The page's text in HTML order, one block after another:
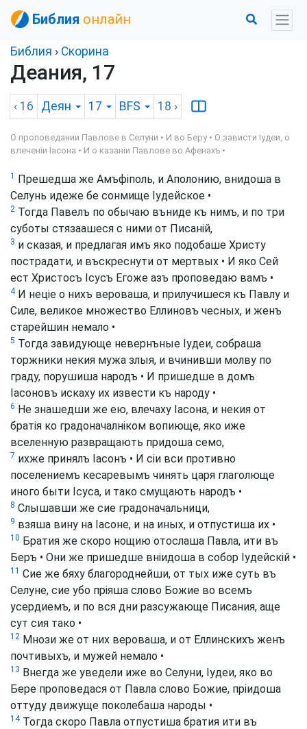
Библия онлайн
Библия › Скорина
Деания, 17
‹ 16 Деян 17 BFS 18 ›
О проповедании Павлове в Селуни • И во Беру • О зависти Іудеи, о
влеченіи Іасона • И о казаніи Павлове во Афенахъ •
1 Прешедша же Амъфіполь, и Аполонию, внидоша в
Селунь идеже бе сонмище Іудейское •
2 Тогда Павелъ по обычаю въниде къ нимъ, и по три
суботы стязаашеся с ними от Писаній,
3 и сказая, и предлагая имъ яко подобаше Христу
пострадати, и въскреснути от мертвых • И яко Сей
ест Христосъ Ісусъ Егоже азъ проповедаю вамъ •
4И неціе о нихъ вероваша, и прилучишеся къ Павлу и
Силе, великое множество Еллиновъ чесных, и женъ
старейшин немало •
5 Тогда завидующе невернъные Іудеи, собраша
торжники некия мужа злыя, и вчинивши молву по
граду, порушиша народъ • И пришедше в домъ
Іасоновъ искаху их извести къ народу •
6 Не знашедши же ею, влечаху Іасона, и некия от
братія ко градоначалніком вопиюще, яко иже
вселенную развращають придоша семо,
7 ихже принялъ Іасонъ • И сіи вси противно
поселениемъ кесаревымъ чинять царя глаголюще
иного быти Ісуса, и тако смущають народъ •
8 Слышавши же сие градоначальници,
9 взяша вину на Іасоне, и на иных, и отпустиша их •
10 Братия же скоро нощию отослаша Павла, ити въ
Беръ • Они же пришедше вніидоша в собор Іудейскій •
11 Сие же бяху благороднейши, от тых иже суть въ
Селуне, сие убо пріяша слово Божие во всемъ
усердиемъ, и по вся дни разсужающе Писания, аще
сут сия тако •
12 Мнози же от них вероваша, и от Еллинскихъ женъ
почтивыхъ, и мужей немало •
13 Внегда же уведели иже во Селуни, Іудеи, яко во
Бере проповедася от Павла слово Божие, пріидоша
оттуду движуще поколебаша народы •
14Тогда скоро Павла отпустиша братия ити въ